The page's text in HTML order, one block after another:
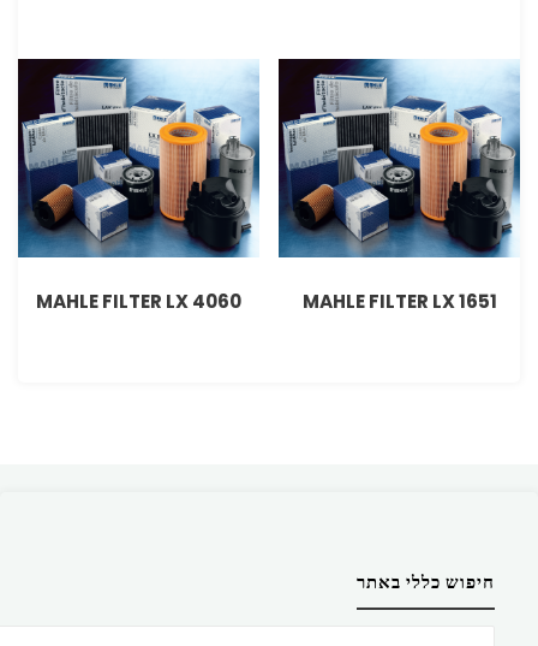
MAHLE FILTER LX 1651
MAHLE FILTER LX 4060
חיפוש כללי באתר